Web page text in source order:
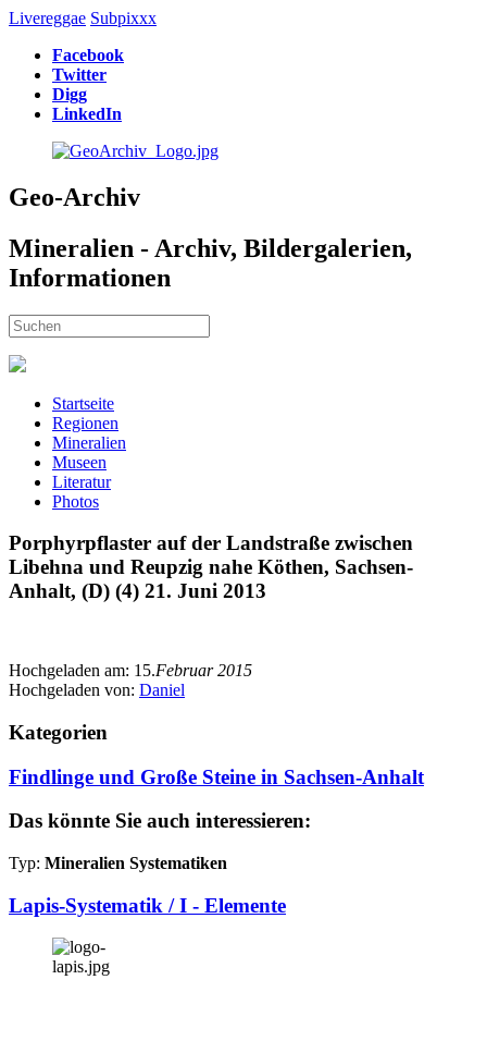
Livereggae Subpixxx
Facebook
Twitter
Digg
LinkedIn
Geo-Archiv
Mineralien - Archiv, Bildergalerien,
Informationen
Startseite
Regionen
Mineralien
Museen
Literatur
Photos
Porphyrpflaster auf der Landstraße zwischen
Libehna und Reupzig nahe Köthen, Sachsen-
Anhalt, (D) (4) 21. Juni 2013
Hochgeladen am: 15.Februar 2015
Hochgeladen von: Daniel
Kategorien
Findlinge und Große Steine in Sachsen-Anhalt
Das könnte Sie auch interessieren:
Typ: Mineralien Systematiken
Lapis-Systematik / I - Elemente